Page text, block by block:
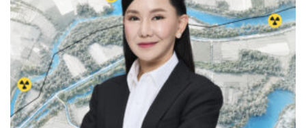
August 8, 2026 - 10:00 โดย พรรคเพื่อไทย
‘สส.ทราย’ ถาม 3 หน่วยงาน แก้ไขปัญหาสารพิษข้าม
พรมแดน แม่น้ำกก-สาย-รวก กระทบชีวิตคนเชียงราย-